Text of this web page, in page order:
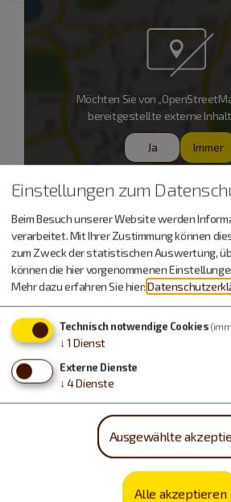
Möchten Sie von
bereitgestellte externe
Ja Immer
Landgasthof Wagner
Michael Wagner
Unteremmendorf (5 km)
Unteremmendorf 5
85125 Kinding
08467 279
Urlaub machen,
Einstellungen zum
Beim Besuch unserer Website werden
verarbeitet. Mit Ihrer Zustimmung können
zum Zweck der statistischen Auswertung,
können die hier vorgenommenen
Mehr dazu erfahren Sie hier:
Technisch notwendige Cookies
↓ 1 Dienst
Externe Dienste
↓ 4Dienste
Ausgewählte
Alle akzeptieren